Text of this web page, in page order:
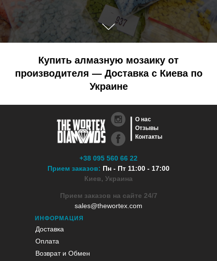
Купить алмазную мозаику от
производителя — Доставка с Киева по
Украине
ИНФОРМАЦИЯ
Доставка
Оплата
Возврат и Обмен
+38 095 560 66 22
Прием заказов: Пн - Пт 11:00 - 17:00
Киев, Украина
Прием заказов на сайте 24/7
sales@thewortex.com
О нас
Отзывы
Контакты